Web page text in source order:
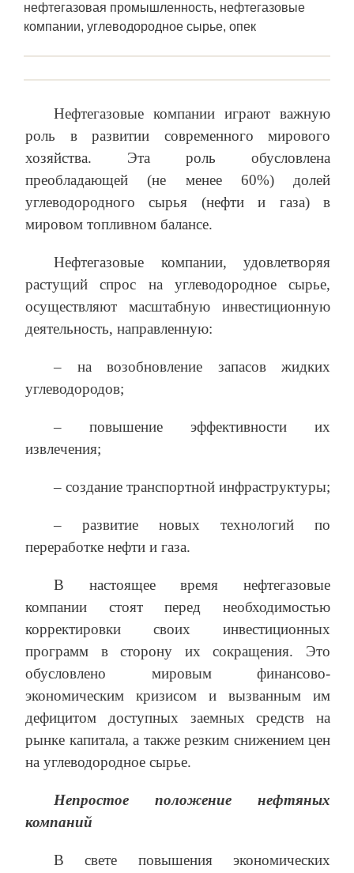
нефтегазовая промышленность, нефтегазовые
компании, углеводородное сырье, опек
Нефтегазовые компании играют важную
роль в развитии современного мирового
хозяйства. Эта роль обусловлена
преобладающей (не менее 60%) долей
углеводородного сырья (нефти и газа) в
мировом топливном балансе.
Нефтегазовые компании, удовлетворяя
растущий спрос на углеводородное сырье,
осуществляют масштабную инвестиционную
деятельность, направленную:
– на возобновление запасов жидких
углеводородов;
– повышение эффективности их
извлечения;
– создание транспортной инфраструктуры;
– развитие новых технологий по
переработке нефти и газа.
В настоящее время нефтегазовые
компании стоят перед необходимостью
корректировки своих инвестиционных
программ в сторону их сокращения. Это
обусловлено мировым финансово-
экономическим кризисом и вызванным им
дефицитом доступных заемных средств на
рынке капитала, а также резким снижением цен
на углеводородное сырье.
Непростое положение нефтяных
компаний
В свете повышения экономических